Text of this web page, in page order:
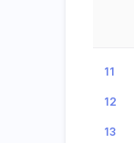
11
12
13